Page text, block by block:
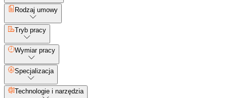
Rodzaj umowy
Tryb pracy
Wymiar pracy
Specjalizacja
Technologie i narzędzia